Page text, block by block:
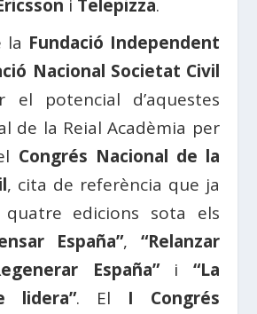
i Telepizza.
la Fundació Independent
Nacional Societat Civil
potencial d’aquestes
de la Reial Acadèmia per
Congrés Nacional de la
, cita de referència que ja
edicions sota els
España”, “Relanzar
España”i “La
lidera”. El I Congrés